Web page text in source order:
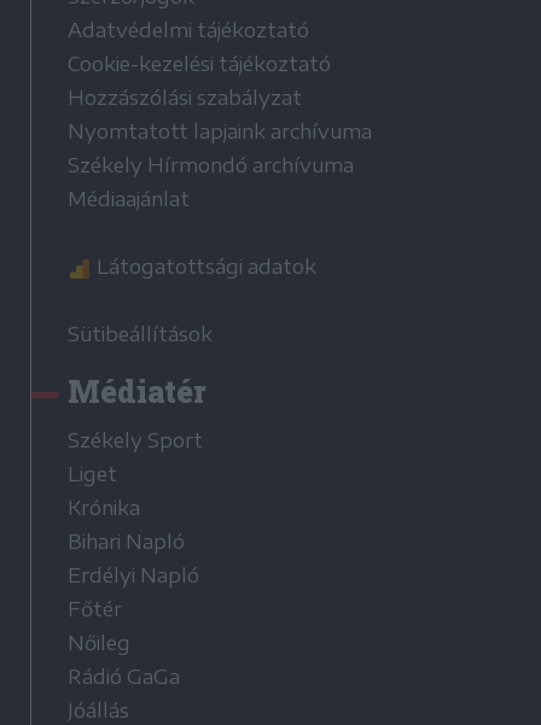
Adatvédelmi tájékoztató
Cookie-kezelési tájékoztató
Hozzászólási szabályzat
Nyomtatott lapjaink archívuma
Székely Hírmondó archívuma
Médiaajánlat
Látogatottsági adatok
Sütibeállítások
Médiatér
Székely Sport
Liget
Krónika
Bihari Napló
Erdélyi Napló
Főtér
Nőileg
Rádió GaGa
Jóállás